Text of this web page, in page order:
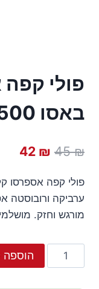
פולי
באסו 500 גרם
45₪
המחיר
45 ₪.
42 ₪
הוא:
42 ₪.
פולי קפה אספרסו
ערביקה ורובוסטה
מורגש וחזק.
כמות
של
הוספה